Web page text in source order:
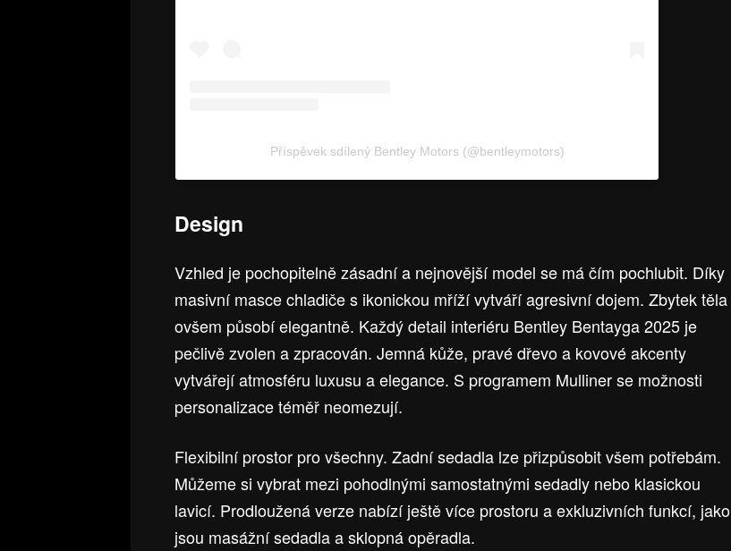
Příspěvek sdílený Bentley Motors (@bentleymotors)
Design
Vzhled je pochopitelně zásadní a nejnovější model se má čím pochlubit. Díky
masivní masce chladiče s ikonickou mříží vytváří agresivní dojem. Zbytek těla
ovšem působí elegantně. Každý detail interiéru Bentley Bentayga 2025 je
pečlivě zvolen a zpracován. Jemná kůže, pravé dřevo a kovové akcenty
vytvářejí atmosféru luxusu a elegance. S programem Mulliner se možnosti
personalizace téměř neomezují.
Flexibilní prostor pro všechny. Zadní sedadla lze přizpůsobit všem potřebám.
Můžeme si vybrat mezi pohodlnými samostatnými sedadly nebo klasickou
lavicí. Prodloužená verze nabízí ještě více prostoru a exkluzivních funkcí, jako
jsou masážní sedadla a sklopná opěradla.